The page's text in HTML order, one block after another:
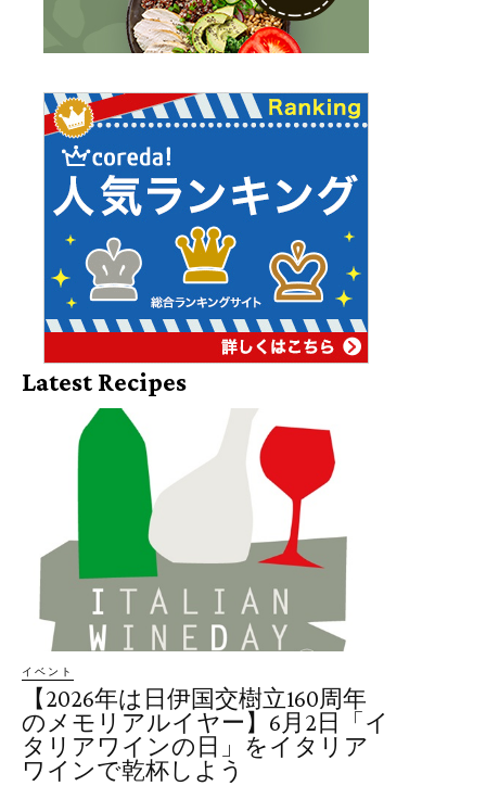
Latest Recipes
イベント
【2026年は日伊国交樹立160周年
のメモリアルイヤー】6月2日「イ
タリアワインの日」をイタリア
ワインで乾杯しよう